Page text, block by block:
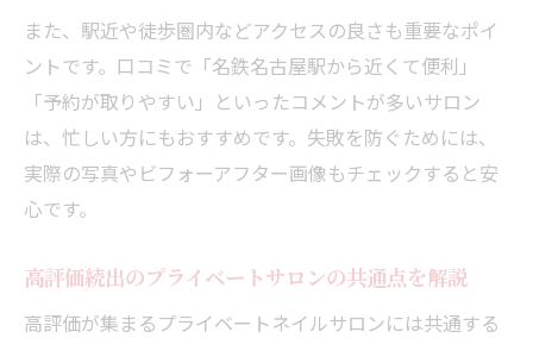
また、駅近や徒歩圏内などアクセスの良さも重要なポイ
ントです。口コミで「名鉄名古屋駅から近くて便利」
「予約が取りやすい」といったコメントが多いサロン
は、忙しい方にもおすすめです。失敗を防ぐためには、
実際の写真やビフォーアフター画像もチェックすると安
心です。
高評価続出のプライベートサロンの共通点を解説
高評価が集まるプライベートネイルサロンには共通する